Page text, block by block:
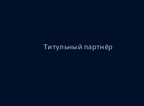
Титульный партнёр